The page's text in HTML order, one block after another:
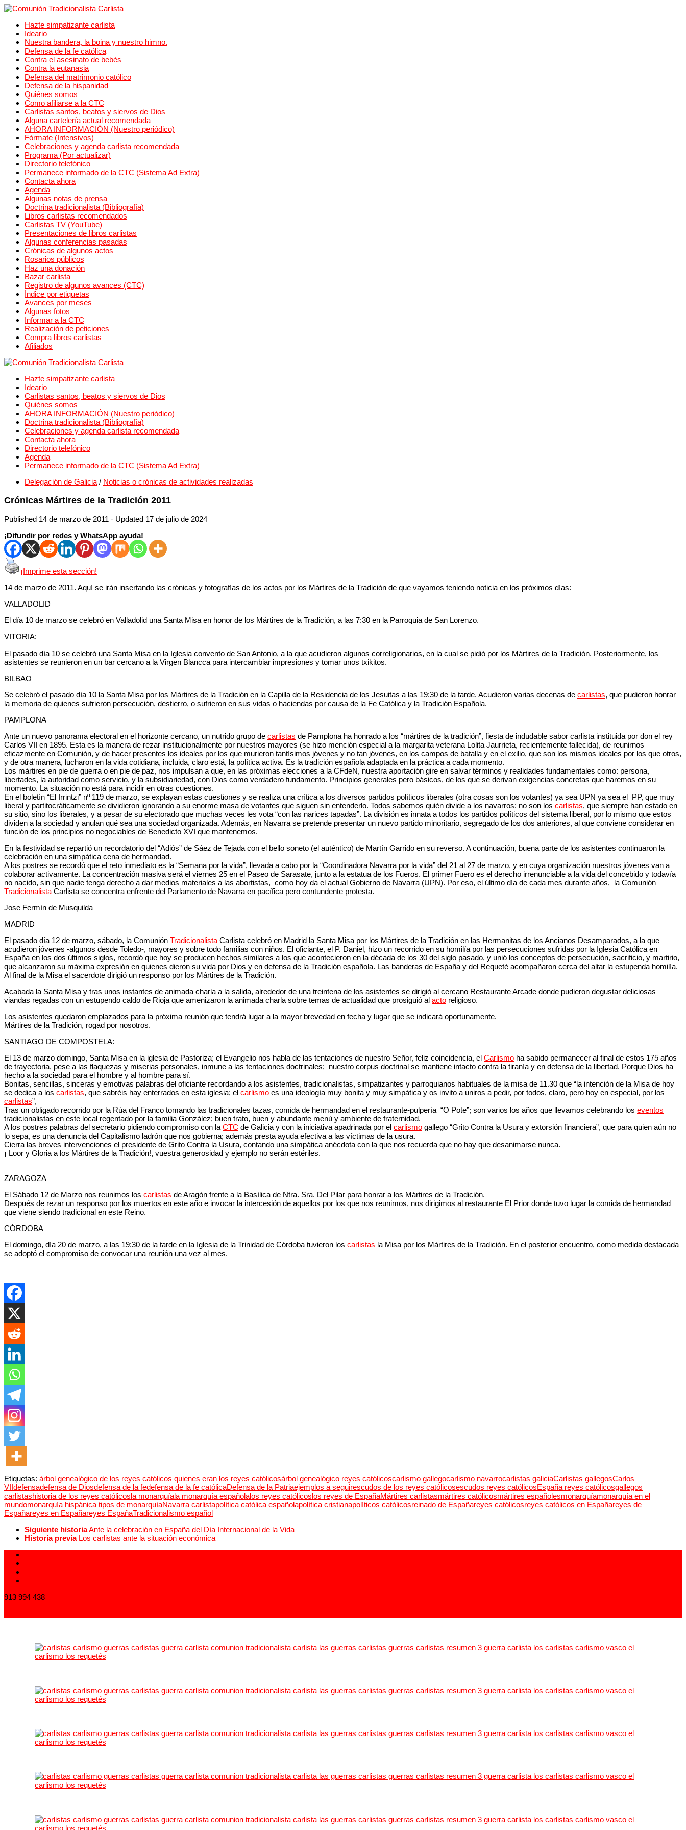
Hazte simpatizante carlista
Ideario
Nuestra bandera, la boina y nuestro himno.
Defensa de la fe católica
Contra el asesinato de bebés
Contra la eutanasia
Defensa del matrimonio católico
Defensa de la hispanidad
Quiénes somos
Como afiliarse a la CTC
Carlistas santos, beatos y siervos de Dios
Alguna cartelería actual recomendada
AHORA INFORMACIÓN (Nuestro periódico)
Fórmate (Intensivos)
Celebraciones y agenda carlista recomendada
Programa (Por actualizar)
Directorio telefónico
Permanece informado de la CTC (Sistema Ad Extra)
Contacta ahora
Agenda
Algunas notas de prensa
Doctrina tradicionalista (Bibliografía)
Libros carlistas recomendados
Carlistas TV (YouTube)
Presentaciones de libros carlistas
Algunas conferencias pasadas
Crónicas de algunos actos
Rosarios públicos
Haz una donación
Bazar carlista
Registro de algunos avances (CTC)
Índice por etiquetas
Avances por meses
Algunas fotos
Informar a la CTC
Realización de peticiones
Compra libros carlistas
Afiliados
Hazte simpatizante carlista
Ideario
Carlistas santos, beatos y siervos de Dios
Quiénes somos
AHORA INFORMACIÓN (Nuestro periódico)
Doctrina tradicionalista (Bibliografía)
Celebraciones y agenda carlista recomendada
Contacta ahora
Directorio telefónico
Agenda
Permanece informado de la CTC (Sistema Ad Extra)
Delegación de Galicia / Noticias o crónicas de actividades realizadas
Crónicas Mártires de la Tradición 2011
Published 14 de marzo de 2011 · Updated 17 de julio de 2024
¡Difundir por redes y WhatsApp ayuda!
¡Imprime esta sección!
14 de marzo de 2011. Aquí se irán insertando las crónicas y fotografías de los actos por los Mártires de la Tradición de que vayamos teniendo noticia en los próximos días:
VALLADOLID
El día 10 de marzo se celebró en Valladolid una Santa Misa en honor de los Mártires de la Tradición, a las 7:30 en la Parroquia de San Lorenzo.
VITORIA:
El pasado día 10 se celebró una Santa Misa en la Iglesia convento de San Antonio, a la que acudieron algunos correligionarios, en la cual se pidió por los Mártires de la Tradición. Posteriormente, los
asistentes se reunieron en un bar cercano a la Virgen Blancca para intercambiar impresiones y tomar unos txikitos.
BILBAO
Se celebró el pasado día 10 la Santa Misa por los Mártires de la Tradición en la Capilla de la Residencia de los Jesuitas a las 19:30 de la tarde. Acudieron varias decenas de carlistas, que pudieron honrar
la memoria de quienes sufrieron persecución, destierro, o sufrieron en sus vidas o haciendas por causa de la Fe Católica y la Tradición Española.
PAMPLONA
Ante un nuevo panorama electoral en el horizonte cercano, un nutrido grupo de carlistas de Pamplona ha honrado a los “mártires de la tradición”, fiesta de indudable sabor carlista instituida por don el rey
Carlos VII en 1895. Esta es la manera de rezar institucionalmente por nuestros mayores (se hizo mención especial a la margarita veterana Lolita Jaurrieta, recientemente fallecida), de reunirnos
eficazmente en Comunión, y de hacer presentes los ideales por los que murieron tantísimos jóvenes y no tan jóvenes, en los campos de batalla y en el exilio, que son los mismos ideales por los que otros,
y de otra manera, lucharon en la vida cotidiana, incluida, claro está, la política activa. Es la tradición española adaptada en la práctica a cada momento.
Los mártires en pie de guerra o en pie de paz, nos impulsan a que, en las próximas elecciones a la CFdeN, nuestra aportación gire en salvar términos y realidades fundamentales como: persona,
libertades, la autoridad como servicio, y la subsidiariedad, con Dios como verdadero fundamento. Principios generales pero básicos, de los que se derivan exigencias concretas que haremos en su
momento. La situación no está para incidir en otras cuestiones.
En el boletín “El Irrintzi” nº 119 de marzo, se explayan estas cuestiones y se realiza una crítica a los diversos partidos políticos liberales (otra cosas son los votantes) ya sea UPN ya sea el PP, que muy
liberal y partitocráticamente se dividieron ignorando a su enorme masa de votantes que siguen sin entenderlo. Todos sabemos quién divide a los navarros: no son los carlistas, que siempre han estado en
su sitio, sino los liberales, y a pesar de su electorado que muchas veces les vota “con las narices tapadas”. La división es innata a todos los partidos políticos del sistema liberal, por lo mismo que estos
dividen a la sociedad y anulan qué sea una sociedad organizada. Además, en Navarra se pretende presentar un nuevo partido minoritario, segregado de los dos anteriores, al que conviene considerar en
función de los principios no negociables de Benedicto XVI que mantenemos.
En la festividad se repartió un recordatorio del “Adiós” de Sáez de Tejada con el bello soneto (el auténtico) de Martín Garrido en su reverso. A continuación, buena parte de los asistentes continuaron la
celebración en una simpática cena de hermandad.
A los postres se recordó que el reto inmediato es la “Semana por la vida”, llevada a cabo por la “Coordinadora Navarra por la vida” del 21 al 27 de marzo, y en cuya organización nuestros jóvenes van a
colaborar activamente. La concentración masiva será el viernes 25 en el Paseo de Sarasate, junto a la estatua de los Fueros. El primer Fuero es el derecho irrenunciable a la vida del concebido y todavía
no nacido, sin que nadie tenga derecho a dar medios materiales a las abortistas, como hoy da el actual Gobierno de Navarra (UPN). Por eso, el último día de cada mes durante años, la Comunión
Tradicionalista Carlista se concentra enfrente del Parlamento de Navarra en pacífica pero contundente protesta.
Jose Fermín de Musquilda
MADRID
El pasado día 12 de marzo, sábado, la Comunión Tradicionalista Carlista celebró en Madrid la Santa Misa por los Mártires de la Tradición en las Hermanitas de los Ancianos Desamparados, a la que
acudieron jóvenes -algunos desde Toledo-, mayores y sobre todo familias con niños. El oficiante, el P. Daniel, hizo un recorrido en su homilía por las persecuciones sufridas por la Iglesia Católica en
España en los dos últimos siglos, recordó que hoy se producen hechos similares a los que acontecieron en la década de los 30 del siglo pasado, y unió los conceptos de persecución, sacrificio, y martirio,
que alcanzaron su máxima expresión en quienes dieron su vida por Dios y en defensa de la Tradición española. Las banderas de España y del Requeté acompañaron cerca del altar la estupenda homilía.
Al final de la Misa el sacerdote dirigió un responso por los Mártires de la Tradición.
Acabada la Santa Misa y tras unos instantes de animada charla a la salida, alrededor de una treintena de los asistentes se dirigió al cercano Restaurante Arcade donde pudieron degustar deliciosas
viandas regadas con un estupendo caldo de Rioja que amenizaron la animada charla sobre temas de actualidad que prosiguió al acto religioso.
Los asistentes quedaron emplazados para la próxima reunión que tendrá lugar a la mayor brevedad en fecha y lugar que se indicará oportunamente.
Mártires de la Tradición, rogad por nosotros.
SANTIAGO DE COMPOSTELA:
El 13 de marzo domingo, Santa Misa en la iglesia de Pastoriza; el Evangelio nos habla de las tentaciones de nuestro Señor, feliz coincidencia, el Carlismo ha sabido permanecer al final de estos 175 años
de trayectoria, pese a las flaquezas y miserias personales, inmune a las tentaciones doctrinales; nuestro corpus doctrinal se mantiene intacto contra la tiranía y en defensa de la libertad. Porque Dios ha
hecho a la sociedad para el hombre y al hombre para sí.
Bonitas, sencillas, sinceras y emotivas palabras del oficiante recordando a los asistentes, tradicionalistas, simpatizantes y parroquianos habituales de la misa de 11.30 que “la intención de la Misa de hoy
se dedica a los carlistas, que sabréis hay enterrados en esta iglesia; el carlismo es una ideología muy bonita y muy simpática y os invito a uniros a pedir, por todos, claro, pero hoy en especial, por los
carlistas”,
Tras un obligado recorrido por la Rúa del Franco tomando las tradicionales tazas, comida de hermandad en el restaurante-pulpería “O Pote”; son varios los años que llevamos celebrando los eventos
tradicionalistas en este local regentado por la familia González; buen trato, buen y abundante menú y ambiente de fraternidad.
A los postres palabras del secretario pidiendo compromiso con la CTC de Galicia y con la iniciativa apadrinada por el carlismo gallego “Grito Contra la Usura y extorsión financiera”, que para quien aún no
lo sepa, es una denuncia del Capitalismo ladrón que nos gobierna; además presta ayuda efectiva a las víctimas de la usura.
Cierra las breves intervenciones el presidente de Grito Contra la Usura, contando una simpática anécdota con la que nos recuerda que no hay que desanimarse nunca.
¡ Loor y Gloria a los Mártires de la Tradición!, vuestra generosidad y ejemplo no serán estériles.
ZARAGOZA
El Sábado 12 de Marzo nos reunimos los carlistas de Aragón frente a la Basílica de Ntra. Sra. Del Pilar para honrar a los Mártires de la Tradición.
Después de rezar un responso por los muertos en este año e invocar la intercesión de aquellos por los que nos reunimos, nos dirigimos al restaurante El Prior donde tuvo lugar la comida de hermandad
que viene siendo tradicional en este Reino.
CÓRDOBA
El domingo, día 20 de marzo, a las 19:30 de la tarde en la Iglesia de la Trinidad de Córdoba tuvieron los carlistas la Misa por los Mártires de la Tradición. En el posterior encuentro, como medida destacada
se adoptó el compromiso de convocar una reunión una vez al mes.
Etiquetas: árbol genealógico de los reyes católicos quienes eran los reyes católicosárbol genealógico reyes católicoscarlismo gallegocarlismo navarrocarlistas galiciaCarlistas gallegosCarlos
VIIdefensadefensa de Diosdefensa de la fedefensa de la fe católicaDefensa de la Patriaejemplos a seguirescudos de los reyes católicosescudos reyes católicosEspaña reyes católicosgallegos
carlistashistoria de los reyes católicosla monarquíala monarquía españolalos reyes católicoslos reyes de EspañaMártires carlistasmártires católicosmártires españolesmonarquíamonarquía en el
mundomonarquía hispánica tipos de monarquíaNavarra carlistapolítica católica españolapolítica cristianapolíticos católicosreinado de Españareyes católicosreyes católicos en Españareyes de
Españareyes en Españareyes EspañaTradicionalismo español
Siguiente historiaAnte la celebración en España del Día Internacional de la Vida
Historia previa Los carlistas ante la situación económica
913 994 438